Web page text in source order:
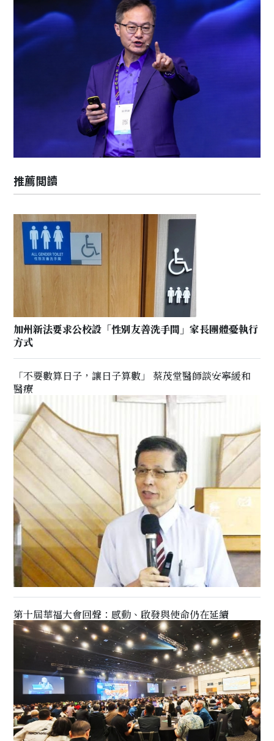
推薦閲讀
加州新法要求公校設「性別友善洗手間」家長團體憂執行
方式
「不要數算日子，讓日子算數」 蔡茂堂醫師談安寧緩和
醫療
第十屆華福大會回聲：感動、啟發與使命仍在延續